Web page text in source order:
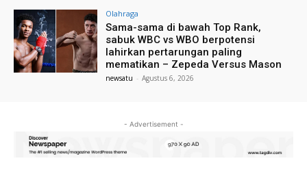
Olahraga
Sama-sama di bawah Top Rank,
sabuk WBC vs WBO berpotensi
lahirkan pertarungan paling
mematikan – Zepeda Versus Mason
newsatu - Agustus 6, 2026
- Advertisement -